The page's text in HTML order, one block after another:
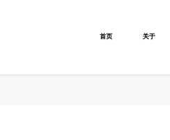
首页 关于